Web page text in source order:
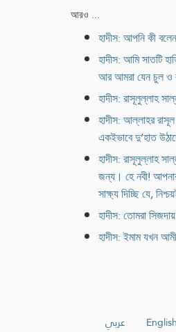
আরও ...
হাদীস: আপনি কী
হাদীস: আমি সাতটি
আর আমরা যেন চুল ও
হাদীস: রাসূলুল্লাহ
হাদীস: আল্লাহর
একইভাবে দু’হাত
হাদীস: রাসূলুল্লাহ
জন্য। হে নবী!
সাক্ষ্য দিচ্ছি যে,
হাদীস: তোমরা
হাদীস: ইমাম যখন
عربي English